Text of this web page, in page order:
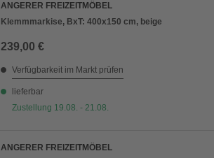
ANGERER FREIZEITMÖBEL
Klemmmarkise, BxT: 400x150 cm, beige
239,00 €
Verfügbarkeit im Markt prüfen
lieferbar
Zustellung 19.08. - 21.08.
ANGERER FREIZEITMÖBEL